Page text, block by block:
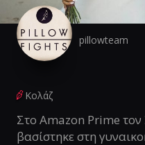
pillowteam
Κολάζ
Στο Amazon Prime
βασίστηκε στη